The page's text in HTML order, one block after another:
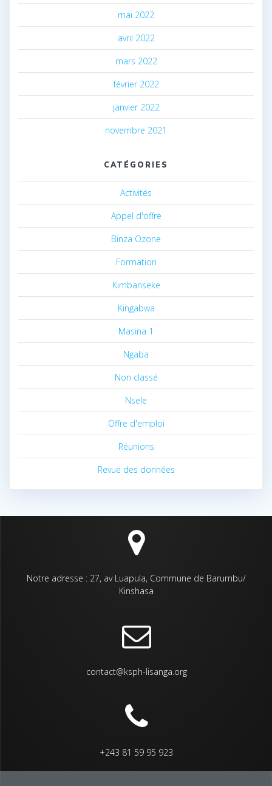
mai 2022
avril 2022
mars 2022
février 2022
janvier 2022
novembre 2021
CATÉGORIES
Activités
Appel d'offre
Binza Ozone
Formation
Kimbanseke
Kingabwa
Masina 1
Ngaba
Non classé
Nsele
Offre d'emploi
Réunions
Revue des données
Notre adresse : 27, av Luapula, Commune de Barumbu/
Kinshasa
contact@ksph-lisanga.org
+243 81 59 95 923